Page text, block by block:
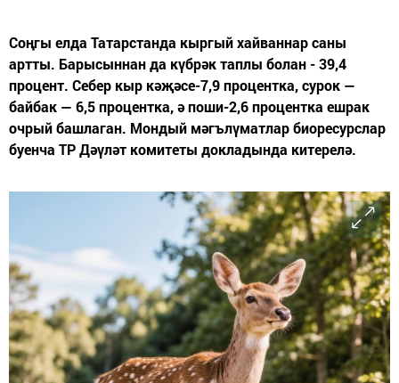
Соңгы елда Татарстанда кыргый хайваннар саны
артты. Барысыннан да күбрәк таплы болан - 39,4
процент. Себер кыр кәҗәсе-7,9 процентка, сурок —
байбак — 6,5 процентка, ә поши-2,6 процентка ешрак
очрый башлаган. Мондый мәгълүматлар биоресурслар
буенча ТР Дәүләт комитеты докладында китерелә.